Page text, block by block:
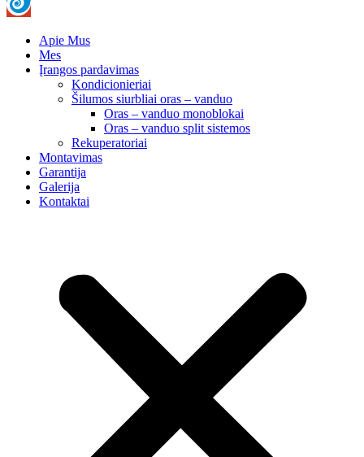
Apie Mus
Mes
Įrangos pardavimas
Kondicionieriai
Šilumos siurbliai oras – vanduo
Oras – vanduo monoblokai
Oras – vanduo split sistemos
Rekuperatoriai
Montavimas
Garantija
Galerija
Kontaktai